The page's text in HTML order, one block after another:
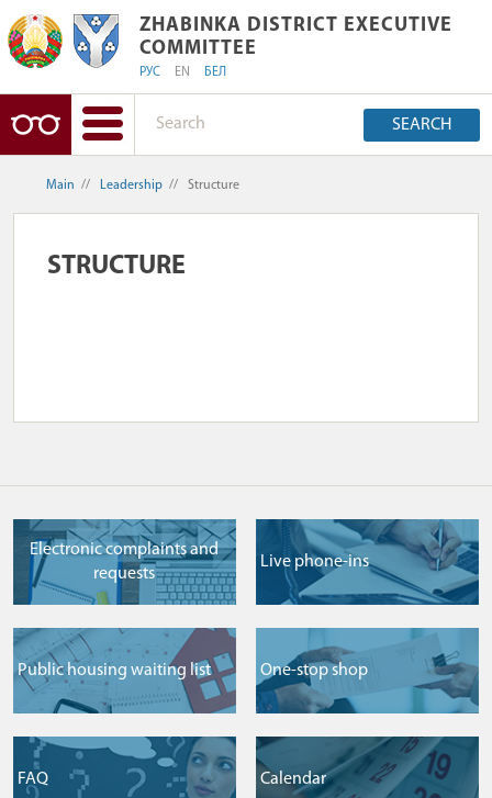
ZHABINKA DISTRICT EXECUTIVE
ZHABINKA DISTRICT EXECUTIVE
COMMITTEE
РУС EN БЕЛ
SEARCH
Main // Leadership // Structure
STRUCTURE
Electronic complaints and
requests
Live phone-ins
Public housing waiting list One-stop shop
FAQ Сalendar